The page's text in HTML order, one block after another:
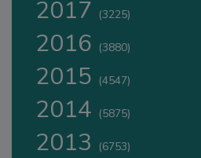
2017 (3225)
2016 (3880)
2015 (4547)
2014 (5875)
2013 (6753)